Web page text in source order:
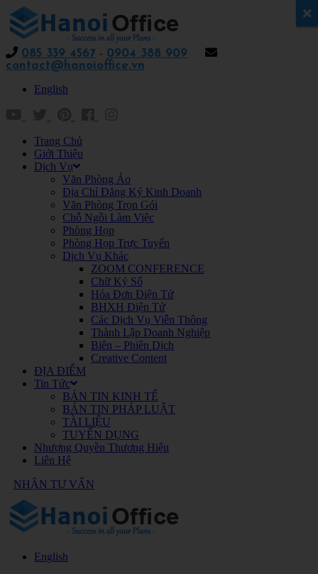
085 339 4567 - 0904 388 909
contact@hanoioffice.vn
English
Trang Chủ
Giới Thiệu
Dịch Vụ
Văn Phòng Ảo
Địa Chỉ Đăng Ký Kinh Doanh
Văn Phòng Trọn Gói
Chỗ Ngồi Làm Việc
Phòng Họp
Phòng Họp Trực Tuyến
Dịch Vụ Khác
ZOOM CONFERENCE
Chữ Ký Số
Hóa Đơn Điện Tử
BHXH Điện Tử
Các Dịch Vụ Viễn Thông
Thành Lập Doanh Nghiệp
Biên – Phiên Dịch
Creative Content
ĐỊA ĐIỂM
Tin Tức
BẢN TIN KINH TẾ
BẢN TIN PHÁP LUẬT
TÀI LIỆU
TUYỂN DỤNG
Nhượng Quyền Thương Hiệu
Liên Hệ
NHẬN TƯ VẤN
English
x